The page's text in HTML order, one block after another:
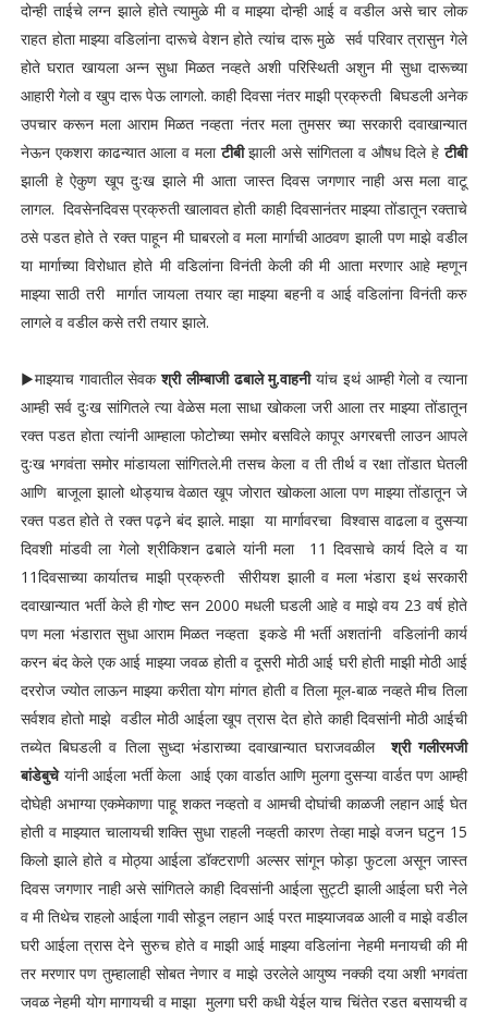
दोन्ही ताईचे लग्न झाले होते त्यामुळे मी व माझ्या दोन्ही आई व वडील असे चार लोक
राहत होता माझ्या वडिलांना दारूचे वेशन होते त्यांच दारू मुळे सर्व परिवार त्रासुन गेले
होते घरात खायला अन्न सुधा मिळत नव्हते अशी परिस्थिती अशुन मी सुधा दारूच्या
आहारी गेलो व खुप दारू पेऊ लागलो. काही दिवसा नंतर माझी प्रक्रुती बिघडली अनेक
उपचार करून मला आराम मिळत नव्हता नंतर मला तुमसर च्या सरकारी दवाखान्यात
नेऊन एकशरा काढन्यात आला व मलाटीबीझाली असे सांगितला व औषध दिले हेटीबी
झाली हे ऐकुण खूप दुःख झाले मी आता जास्त दिवस जगणार नाही अस मला वाटू
लागल. दिवसेनदिवस प्रक्रुती खालावत होती काही दिवसानंतर माझ्या तोंडातून रक्ताचे
ठसे पडत होते ते रक्त पाहून मी घाबरलो व मला मार्गाची आठवण झाली पण माझे वडील
या मार्गाच्या विरोधात होते मी वडिलांना विनंती केली की मी आता मरणार आहे म्हणून
माझ्या साठी तरी मार्गात जायला तयार व्हा माझ्या बहनी व आई वडिलांना विनंती करु
लागले व वडील कसे तरी तयार झाले.
▶माझ्याच गावातील सेवकश्री लीम्बाजी ढबाले मु.वाहनीयांच इथं आम्ही गेलो व त्याना
आम्ही सर्व दुःख सांगितले त्या वेळेस मला साधा खोकला जरी आला तर माझ्या तोंडातून
रक्त पडत होता त्यांनी आम्हाला फोटोच्या समोर बसविले कापूर अगरबत्ती लाउन आपले
दुःख भगवंता समोर मांडायला सांगितले.मी तसच केला व ती तीर्थ व रक्षा तोंडात घेतली
आणि बाजूला झालो थोड्याच वेळात खूप जोरात खोकला आला पण माझ्या तोंडातून जे
रक्त पडत होते ते रक्त पढ़ने बंद झाले. माझा या मार्गावरचा विश्वास वाढला व दुसऱ्या
दिवशी मांडवी ला गेलो श्रीकिशन ढबाले यांनी मला 11 दिवसाचे कार्य दिले व या
11दिवसाच्या कार्यातच माझी प्रक्रुती सीरीयश झाली व मला भंडारा इथं सरकारी
दवाखान्यात भर्ती केले ही गोष्ट सन 2000 मधली घडली आहे व माझे वय 23 वर्ष होते
पण मला भंडारात सुधा आराम मिळत नव्हता इकडे मी भर्ती अशतांनी वडिलांनी कार्य
करन बंद केले एक आई माझ्या जवळ होती व दूसरी मोठी आई घरी होती माझी मोठी आई
दररोज ज्योत लाऊन माझ्या करीता योग मांगत होती व तिला मूल-बाळ नव्हते मीच तिला
सर्वशव होतो माझे वडील मोठी आईला खूप त्रास देत होते काही दिवसांनी मोठी आईची
तब्येत बिघडली व तिला सुध्दा भंडाराच्या दवाखान्यात घराजवळीलश्री गलीरमजी
बांडेबुचेयांनी आईला भर्ती केला आई एका वार्डात आणि मुलगा दुसऱ्या वार्डत पण आम्ही
दोघेही अभाग्या एकमेकाणा पाहू शकत नव्हतो व आमची दोघांची काळजी लहान आई घेत
होती व माझ्यात चालायची शक्ति सुधा राहली नव्हती कारण तेव्हा माझे वजन घटुन 15
किलो झाले होते व मोठ्या आईला डॉक्टराणी अल्सर सांगून फोड़ा फुटला असून जास्त
दिवस जगणार नाही असे सांगितले काही दिवसांनी आईला सुट्टी झाली आईला घरी नेले
व मी तिथेच राहलो आईला गावी सोडून लहान आई परत माझ्याजवळ आली व माझे वडील
घरी आईला त्रास देने सुरुच होते व माझी आई माझ्या वडिलांना नेहमी मनायची की मी
तर मरणार पण तुम्हालाही सोबत नेणार व माझे उरलेले आयुष्य नक्की दया अशी भगवंता
जवळ नेहमी योग मागायची व माझा मुलगा घरी कधी येईल याच चिंतेत रडत बसायची व